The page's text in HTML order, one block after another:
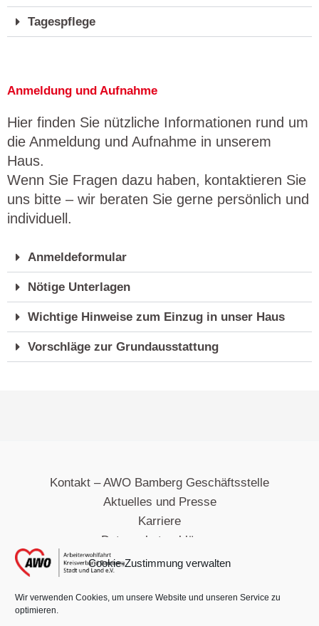
Cookie-Zustimmung verwalten
Wir verwenden Cookies, um unsere Website und unseren Service zu
optimieren.
Tagespflege
Anmeldung und Aufnahme
Hier finden Sie nützliche Informationen rund um
die Anmeldung und Aufnahme in unserem
Haus.
Wenn Sie Fragen dazu haben, kontaktieren Sie
uns bitte – wir beraten Sie gerne persönlich und
individuell.
Anmeldeformular
Nötige Unterlagen
Wichtige Hinweise zum Einzug in unser Haus
Vorschläge zur Grundausstattung
Kontakt – AWO Bamberg Geschäftsstelle
Aktuelles und Presse
Karriere
Datenschutzerklärung
Impressum
Cookie-Richtlinie